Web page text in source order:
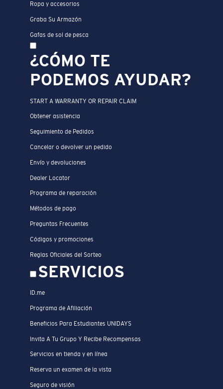
Ropa y accesorios
Graba Su Armazón
Gafas de sol de pesca
¿CÓMO TE
PODEMOS AYUDAR?
START A WARRANTY OR REPAIR CLAIM
Obtener asistencia
Seguimiento de Pedidos
Cancelar o devolver un pedido
Envío y devoluciones
Dealer Locator
Programa de reparación
Métodos de pago
Preguntas Frecuentes
Códigos y promociones
Reglas Oficiales del Sorteo
SERVICIOS
ID.me
Programa de Afiliación
Beneficios Para Estudiantes UNIDAYS
Invita A Tu Grupo Y Recibe Recompensas
Servicios en tienda y en línea
Reserva un examen de la vista
Seguro de visión